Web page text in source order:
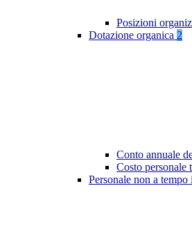
Posizioni
Dotazione organica 2
Conto annuale
Costo personale
Personale non a